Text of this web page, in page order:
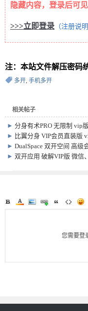
隐藏内容，登录后可见
>>>立即登录 （注册说明
注：本站文件解压密码
多开, 手机多开
相关帖子
►分身有术PRO 无限制 vip版
v3.55.0 插件2.4.0
► 比翼分身 VIP会员直装版
►DualSpace 双开空间 高级
5.0.3 / Pro 3.1.4
►双开应用 破解VIP版 微信
您需要登